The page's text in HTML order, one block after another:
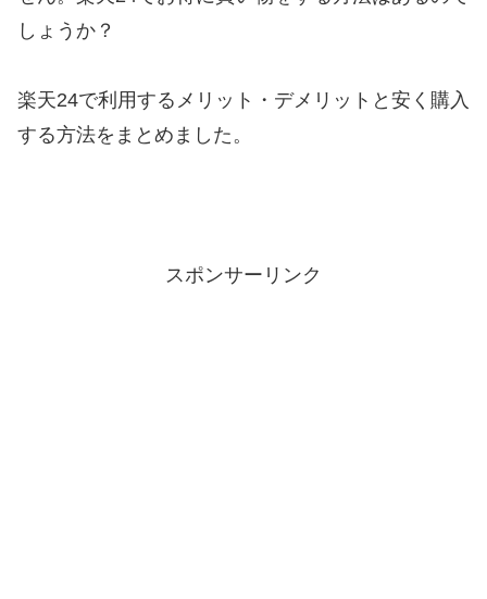
しょうか？
楽天24で利用するメリット・デメリットと安く購入
する方法をまとめました。
スポンサーリンク